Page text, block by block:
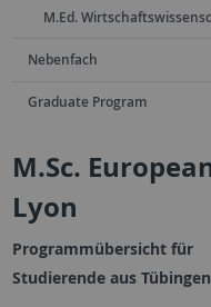
M.Ed.
Nebenfach
Graduate Program
M.Sc.
Lyon
Programmübersicht für
Studierende aus Tübingen